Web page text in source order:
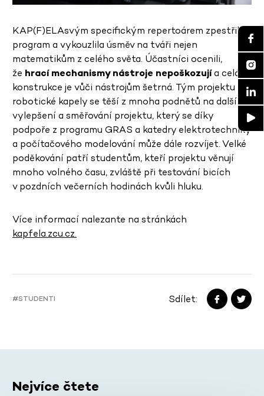
KAP(F)ELAsvým specifickým repertoárem zpestřila
program a vykouzlila úsměv na tváři nejen
matematikům z celého světa. Účastníci ocenili,
že hrací mechanismy nástroje nepoškozujía celá
konstrukce je vůči nástrojům šetrná. Tým projektu
robotické kapely se těší z mnoha podnětů na další
vylepšení a směřování projektu, který se díky
podpoře z programu GRAS a katedry elektrotechniky
a počítačového modelování může dále rozvíjet. Velké
poděkování patří studentům, kteří projektu věnují
mnoho volného času, zvláště při testování bicích
v pozdních večerních hodinách kvůli hluku.
Více informací nalezante na stránkách
kapfela.zcu.cz.
#STUDENTI Sdílet:
Nejvíce čtete